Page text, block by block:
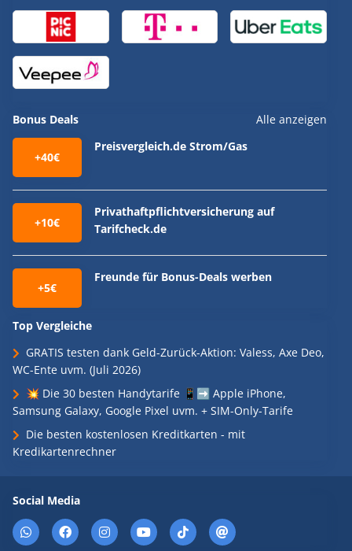
Bonus Deals Alle anzeigen
+40€
Preisvergleich.de Strom/Gas
+10€
Privathaftpflichtversicherung auf
Tarifcheck.de
+5€
Freunde für Bonus-Deals werben
Top Vergleiche
GRATIS testen dank Geld-Zurück-Aktion: Valess, Axe Deo,
WC-Ente uvm. (Juli 2026)
💥 Die 30 besten Handytarife 📱➡️ Apple iPhone,
Samsung Galaxy, Google Pixel uvm. + SIM-Only-Tarife
Die besten kostenlosen Kreditkarten - mit
Kredikartenrechner
Social Media